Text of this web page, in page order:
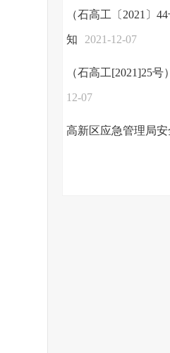
（石高工〔2021〕
知 2021-12-07
（石高工[2021]25
12-07
高新区应急管理局